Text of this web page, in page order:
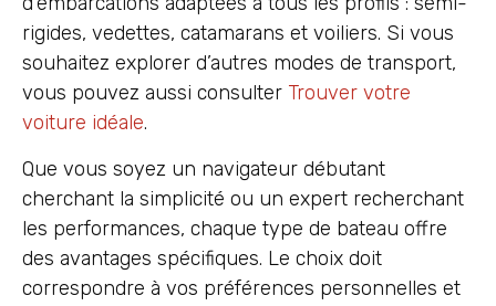
rigides, vedettes, catamarans et voiliers. Si vous
souhaitez explorer d’autres modes de transport,
vous pouvez aussi consulter Trouver votre
voiture idéale.
Que vous soyez un navigateur débutant
cherchant la simplicité ou un expert recherchant
les performances, chaque type de bateau offre
des avantages spécifiques. Le choix doit
correspondre à vos préférences personnelles et